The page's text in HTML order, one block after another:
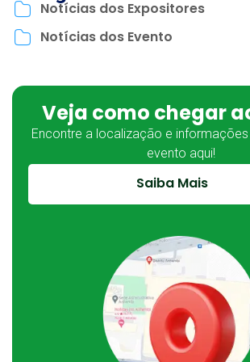
Notícias dos Expositores
Notícias dos Evento
Veja como chegar
Encontre a localização e
evento aqui!
Saiba Mais